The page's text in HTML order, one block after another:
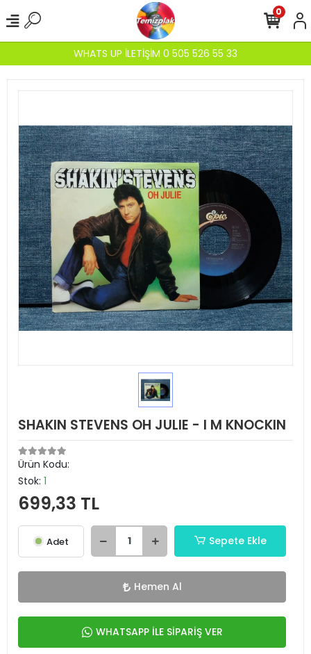
WHATS UP İLETİŞİM 0 505 526 55 33
0
SHAKIN STEVENS OH JULIE - I M KNOCKIN
Ürün Kodu:
Stok: 1
699,33 TL
Adet Sepete Ekle
Hemen Al
WHATSAPP İLE SİPARİŞ VER